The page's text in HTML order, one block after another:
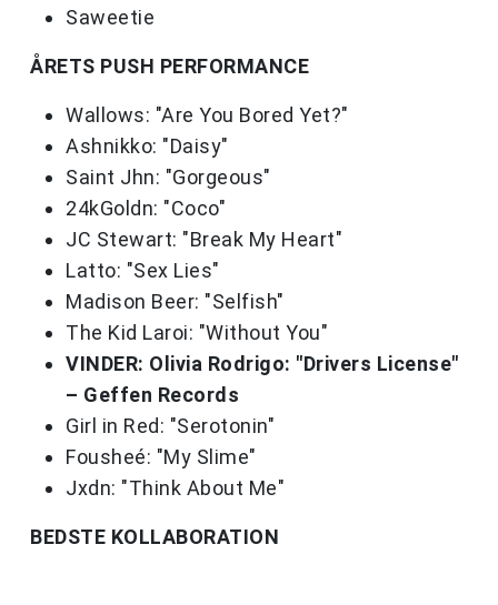
Saweetie
ÅRETS PUSH PERFORMANCE
Wallows: "Are You Bored Yet?"
Ashnikko: "Daisy"
Saint Jhn: "Gorgeous"
24kGoldn: "Coco"
JC Stewart: "Break My Heart"
Latto: "Sex Lies"
Madison Beer: "Selfish"
The Kid Laroi: "Without You"
VINDER: Olivia Rodrigo: "Drivers License"
– Geffen Records
Girl in Red: "Serotonin"
Fousheé: "My Slime"
Jxdn: "Think About Me"
BEDSTE KOLLABORATION